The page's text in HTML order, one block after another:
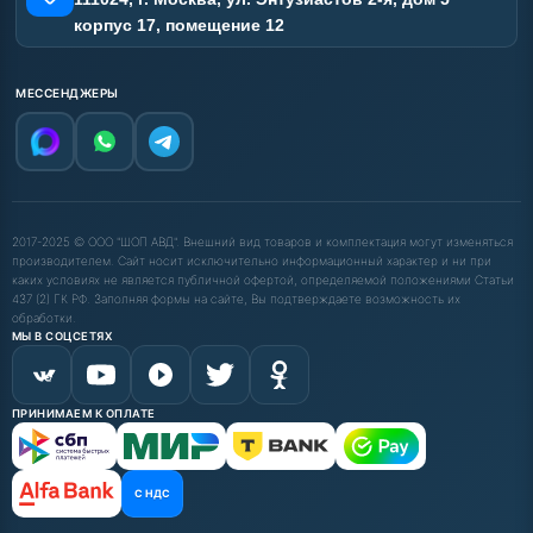
корпус 17, помещение 12
МЕССЕНДЖЕРЫ
2017-2025 © ООО "ШОП АВД". Внешний вид товаров и комплектация могут изменяться
производителем. Сайт носит исключительно информационный характер и ни при
каких условиях не является публичной офертой, определяемой положениями Статьи
437 (2) ГК РФ. Заполняя формы на сайте, Вы подтверждаете возможность их
обработки.
МЫ В СОЦСЕТЯХ
ПРИНИМАЕМ К ОПЛАТЕ
С НДС